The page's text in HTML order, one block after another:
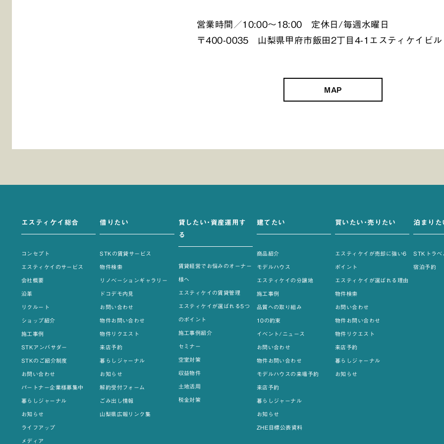
営業時間／10:00～18:00 定休日/毎週水曜日
〒400-0035 山梨県甲府市飯田2丁目4-1エスティケイビ
MAP
エスティケイ総合
コンセプト
エスティケイのサービス
会社概要
沿革
リクルート
ショップ紹介
施工事例
STKアンバサダー
STKのご紹介制度
お問い合わせ
パートナー企業様募集中
暮らしジャーナル
お知らせ
ライフアップ
メディア
借りたい
STKの賃貸サービス
物件検索
リノベーションギャラリー
ドコデモ内見
お問い合わせ
物件お問い合わせ
物件リクエスト
来店予約
暮らしジャーナル
お知らせ
解約受付フォーム
ごみ出し情報
山梨県広報リンク集
貸したい・資産運用す
る
賃貸経営でお悩みのオーナー
様へ
エスティケイの賃貸管理
エスティケイが選ばれる5つ
のポイント
施工事例紹介
セミナー
空室対策
収益物件
土地活用
税金対策
建てたい
商品紹介
モデルハウス
エスティケイの分譲地
施工事例
品質への取り組み
10の約束
イベント/ニュース
お問い合わせ
物件お問い合わせ
モデルハウスの来場予約
来店予約
暮らしジャーナル
お知らせ
ZHE目標公表資料
買いたい・売りたい
エスティケイが売却に強い6
ポイント
エスティケイが選ばれる理由
物件検索
お問い合わせ
物件お問い合わせ
物件リクエスト
来店予約
暮らしジャーナル
お知らせ
泊まりた
STKトラベ
宿泊予約